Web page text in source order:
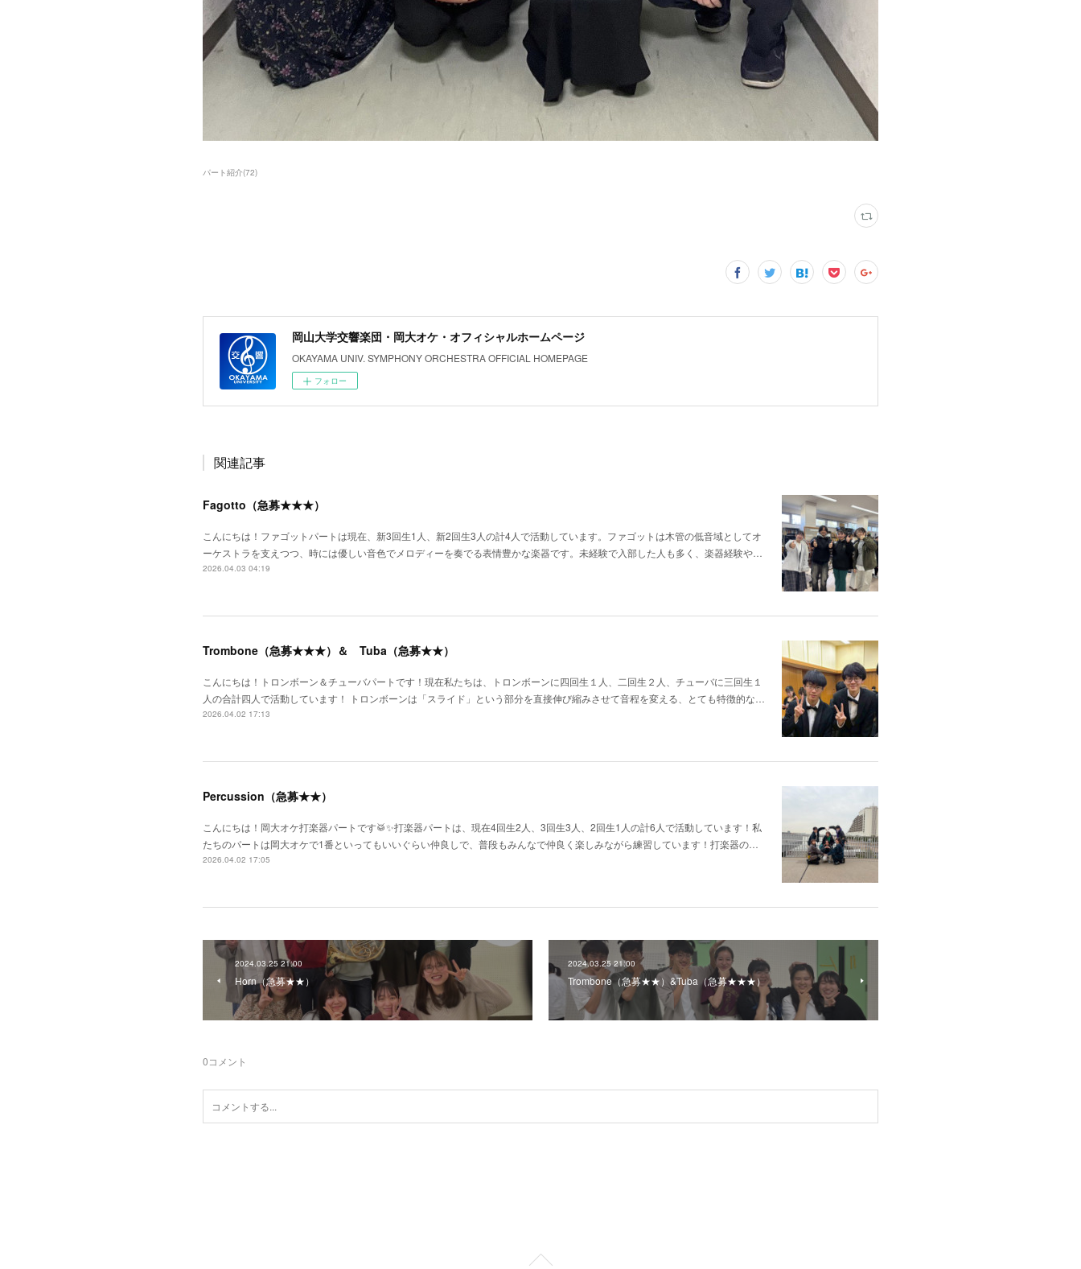
パート紹介(72)
岡山大学交響楽団・岡大オケ・オフィシャルホームページ
OKAYAMA UNIV. SYMPHONY ORCHESTRA OFFICIAL HOMEPAGE
フォロー
関連記事
Fagotto（急募★★★）
こんにちは！ファゴットパートは現在、新3回生1人、新2回生3人の計4人で活動しています。ファゴットは木管の低音域としてオ
ーケストラを支えつつ、時には優しい音色でメロディーを奏でる表情豊かな楽器です。未経験で入部した人も多く、楽器経験や…
2026.04.03 04:19
Trombone（急募★★★）＆ Tuba（急募★★）
こんにちは！トロンボーン＆チューバパートです！現在私たちは、トロンボーンに四回生１人、二回生２人、チューバに三回生１
人の合計四人で活動しています！ トロンボーンは「スライド」という部分を直接伸び縮みさせて音程を変える、とても特徴的な…
2026.04.02 17:13
Percussion（急募★★）
こんにちは！岡大オケ打楽器パートです🥁✨️打楽器パートは、現在4回生2人、3回生3人、2回生1人の計6人で活動しています！私
たちのパートは岡大オケで1番といってもいいぐらい仲良しで、普段もみんなで仲良く楽しみながら練習しています！打楽器の…
2026.04.02 17:05
2024.03.25 21:00
Horn（急募★★）
2024.03.25 21:00
Trombone（急募★★）&Tuba（急募★★★）
0コメント